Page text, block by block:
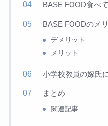
BASE FOOD食べ
BASE FOODのメ
デメリット
メリット
小学校教員の嫁氏
まとめ
関連記事